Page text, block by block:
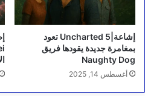
إشاعة|Uncharted 5 تعود
بمغامرة جديدة يقودها فريق
Naughty Dog
أغسطس 14, 2025